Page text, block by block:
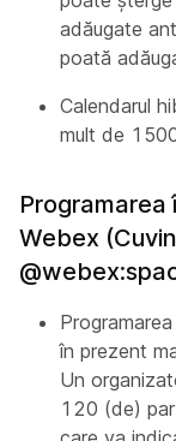
adăugate
poată
Calendarul
mult de
Programarea
Webex
în prezent
Un
120 (de)